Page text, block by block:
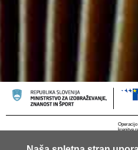
krepitve